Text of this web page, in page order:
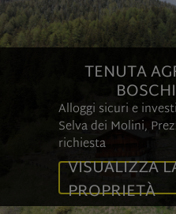
TENUTA
Alloggi sicuri e
Selva dei Molini,
richiesta
VISUALIZZA
PROPRIETÀ